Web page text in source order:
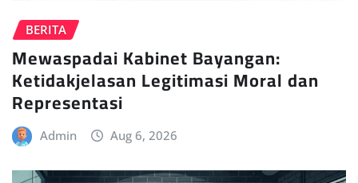
BERITA
Mewaspadai Kabinet Bayangan:
Ketidakjelasan Legitimasi Moral dan
Representasi
Admin Aug 6, 2026